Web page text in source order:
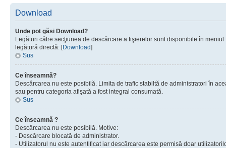
Download
Unde pot găsi Download?
Legături către secţiunea de descărcare a fişierelor sunt disponibile în
legătură directă: [Download]
Sus
Ce înseamnă?
Descărcarea nu este posibilă. Limita de trafic stabiltă de administratori în
sau pentru categoria afişată a fost integral consumată.
Sus
Ce înseamnă ?
Descărcarea nu este posibilă. Motive:
- Descărcare blocată de administrator.
- Utilizatorul nu este autentificat iar descărcarea este permisă doar